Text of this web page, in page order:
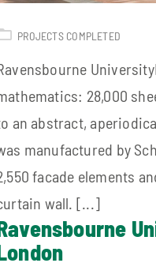
PROJECTS COMPLETED
28,000
an abstract,
manufactured by
facade elements
wall. [...]